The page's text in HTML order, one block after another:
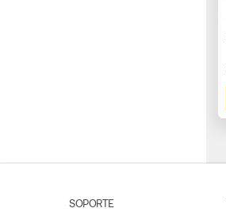
SOPORTE